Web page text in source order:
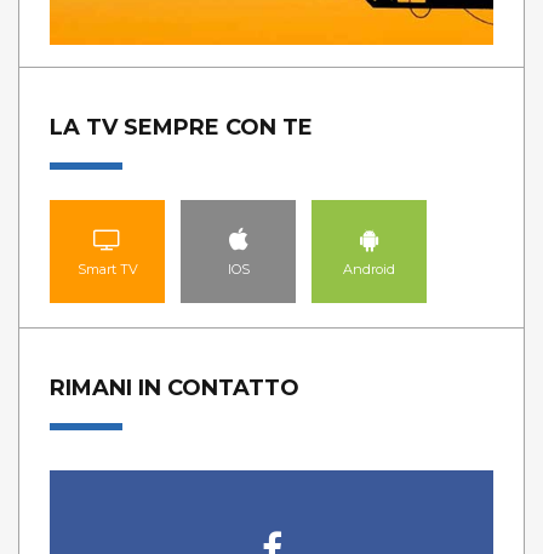
LA TV SEMPRE CON TE
Smart TV IOS Android
RIMANI IN CONTATTO